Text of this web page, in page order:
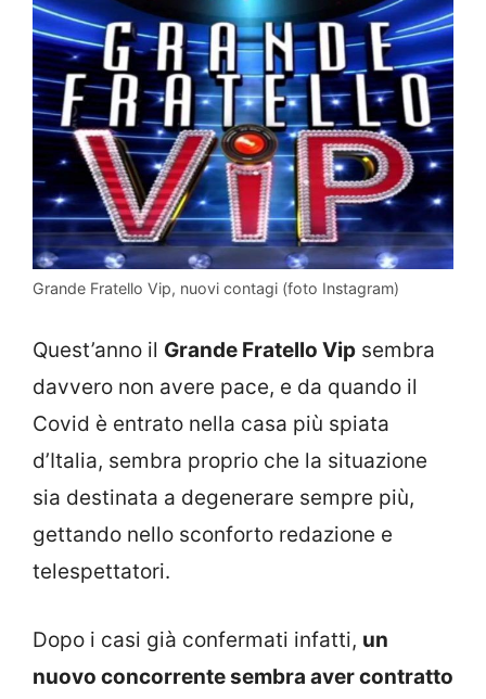
Grande Fratello Vip, nuovi contagi (foto Instagram)
Quest’anno il Grande Fratello Vip sembra
davvero non avere pace, e da quando il
Covid è entrato nella casa più spiata
d’Italia, sembra proprio che la situazione
sia destinata a degenerare sempre più,
gettando nello sconforto redazione e
telespettatori.
Dopo i casi già confermati infatti, un
nuovo concorrente sembra aver contratto